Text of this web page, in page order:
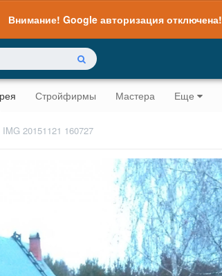
Внимание! Google авторизация отключена!
Стройфирмы Мастера Еще
IMG 20151121 160727